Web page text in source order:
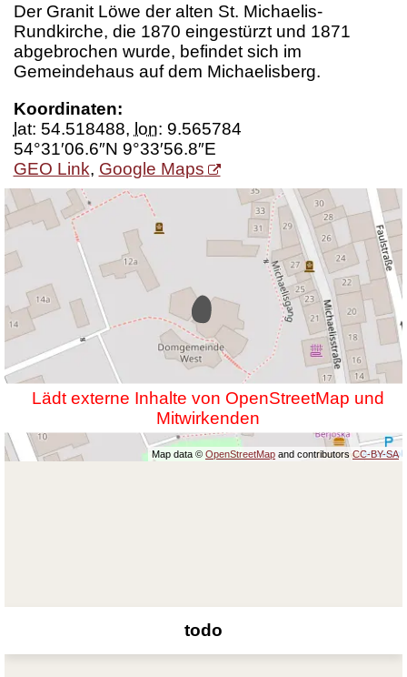
Der Granit Löwe der alten St. Michaelis-
Rundkirche, die 1870 eingestürzt und 1871
abgebrochen wurde, befindet sich im
Gemeindehaus auf dem Michaelisberg.
Koordinaten:
lat: 54.518488, lon: 9.565784
54°31′06.6″N 9°33′56.8″E
GEO Link, Google Maps
Map data © OpenStreetMap and contributorsCC-BY-SA
Lädt externe Inhalte von OpenStreetMap und
Mitwirkenden
todo